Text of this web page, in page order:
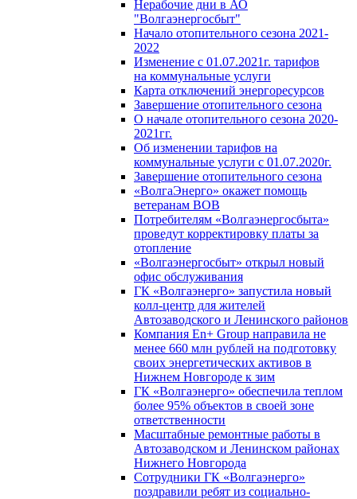
Нерабочие дни в АО
"Волгаэнергосбыт"
Начало отопительного сезона 2021-
2022
Изменение с 01.07.2021г. тарифов
на коммунальные услуги
Карта отключений энергоресурсов
Завершение отопительного сезона
О начале отопительного сезона 2020-
2021гг.
Об изменении тарифов на
коммунальные услуги с 01.07.2020г.
Завершение отопительного сезона
«ВолгаЭнерго» окажет помощь
ветеранам ВОВ
Потребителям «Волгаэнергосбыта»
проведут корректировку платы за
отопление
«Волгаэнергосбыт» открыл новый
офис обслуживания
ГК «Волгаэнерго» запустила новый
колл-центр для жителей
Автозаводского и Ленинского районов
Компания En+ Group направила не
менее 660 млн рублей на подготовку
своих энергетических активов в
Нижнем Новгороде к зим
ГК «Волгаэнерго» обеспечила теплом
более 95% объектов в своей зоне
ответственности
Масштабные ремонтные работы в
Автозаводском и Ленинском районах
Нижнего Новгорода
Сотрудники ГК «Волгаэнерго»
поздравили ребят из социально-